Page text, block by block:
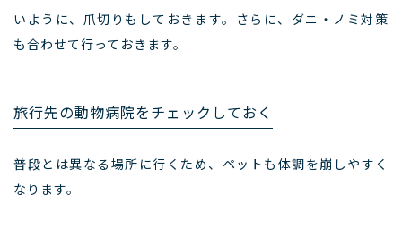
いように、爪切りもしておきます。さらに、ダニ・ノミ対策
も合わせて行っておきます。
旅行先の動物病院をチェックしておく
普段とは異なる場所に行くため、ペットも体調を崩しやすく
なります。